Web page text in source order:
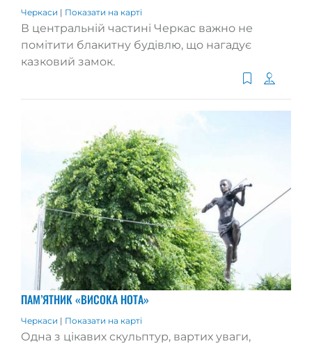
Черкаси | Показати на карті
В центральній частині Черкас важно не
помітити блакитну будівлю, що нагадує
казковий замок.
ПАМ’ЯТНИК «ВИСОКА НОТА»
Черкаси | Показати на карті
Одна з цікавих скульптур, вартих уваги,